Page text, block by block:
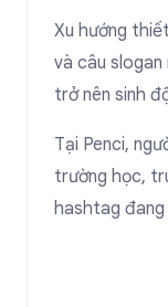
Xu hướng
và câu slogan
trở nên sinh
Tại Penci,
trường học,
hashtag đang